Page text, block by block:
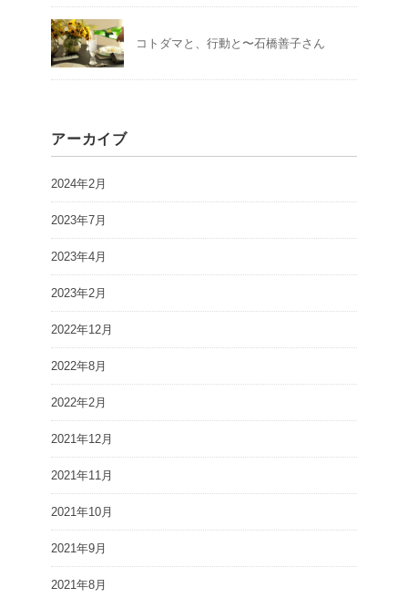
コトダマと、行動と〜石橋善子さん
アーカイブ
2024年2月
2023年7月
2023年4月
2023年2月
2022年12月
2022年8月
2022年2月
2021年12月
2021年11月
2021年10月
2021年9月
2021年8月